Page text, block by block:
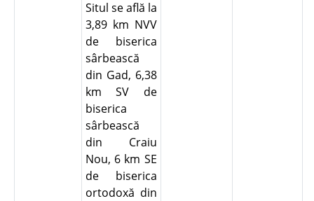
Situl se află la
3,89 km NVV
de biserica
sârbească
din Gad, 6,38
km SV de
biserica
sârbească
din Craiu
Nou, 6 km SE
de biserica
ortodoxă din